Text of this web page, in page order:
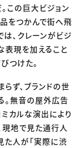
この巨大ビジョン
品をつかんで街へ飛
、クレーンがビジ
表現を加えること
つけた。
ず、ブランドの世
。無音の屋外広告
カルな演出により
現地で見た通行人
た人が「実際に渋